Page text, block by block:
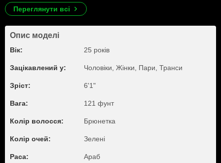
Переглянути всі
Опис моделі
Вік: 25 років
Зацікавлений у: Чоловіки, Жiнки, Пари, Транси
Зріст: 6'1"
Вага: 121 фунт
Колір волосся: Брюнетка
Колір очей: Зелені
Раса: Aраб